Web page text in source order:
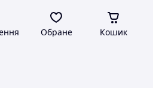
Обране Кошик